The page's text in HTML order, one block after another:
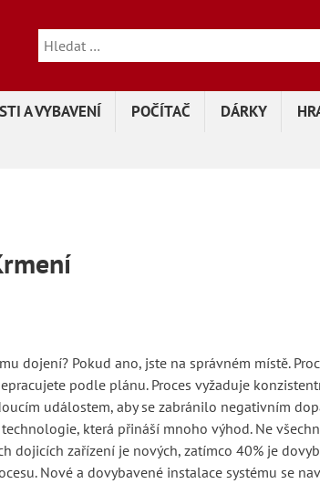
A VYBAVENÍ POČÍTAČ DÁRKY
dojení? Pokud ano, jste na správném místě.
podle plánu. Proces vyžaduje
událostem, aby se zabránilo negativním
která přináší mnoho výhod. Ne
dojicích zařízení je nových, zatímco 40% je
Nové a dovybavené instalace systému se